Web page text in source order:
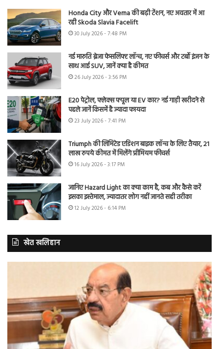
Honda City और Verna की बढ़ी टेंशन, नए अवतार में आ
रही Skoda Slavia Facelift
30 July 2026 - 7:48 PM
नई मारुति ब्रेजा फेसलिफ्ट लॉन्च, नए फीचर्स और टर्बो इंजन के
साथ आई SUV, जानें क्या है कीमत
26 July 2026 - 3:56 PM
E20 पेट्रोल, फ्लेक्स फ्यूल या EV कार? नई गाड़ी खरीदने से
पहले जानें किसमें है ज्यादा फायदा
23 July 2026 - 7:41 PM
Triumph की लिमिटेड एडिशन बाइक लॉन्च के लिए तैयार, 21
लाख रुपये कीमत में मिलेंगे प्रीमियम फीचर्स
16 July 2026 - 3:17 PM
जानिए Hazard Light का क्या काम है, कब और कैसे करें
इसका इस्तेमाल, ज्यादातर लोग नहीं जानते सही तरीका
12 July 2026 - 6:14 PM
खेत खलिहान